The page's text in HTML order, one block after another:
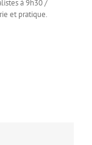
à 9h30 /
et pratique.